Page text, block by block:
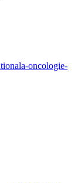
oncologie-